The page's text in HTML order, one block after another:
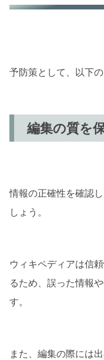
予防策として、以下
編集の質を
情報の正確性を確認
しょう。
ウィキペディアは信
るため、誤った情報
す。
また、編集の際には